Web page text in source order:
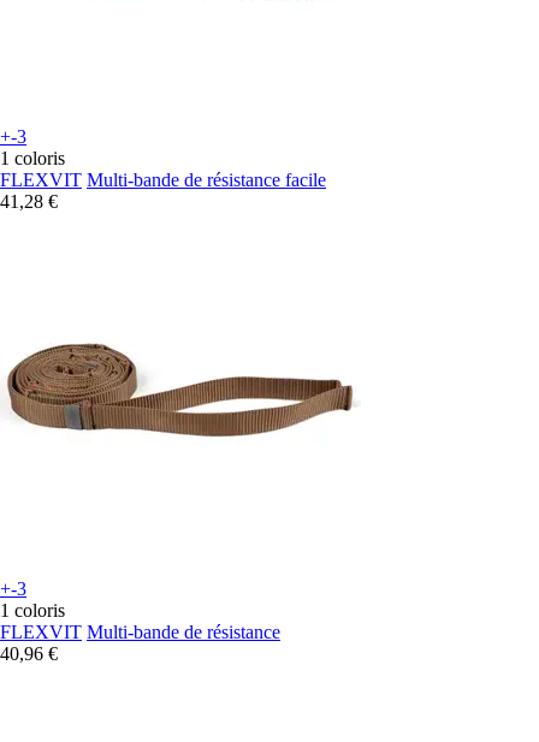
+-3
1 coloris
FLEXVIT Multi-bande de résistance facile
41,28 €
+-3
1 coloris
FLEXVIT Multi-bande de résistance
40,96 €